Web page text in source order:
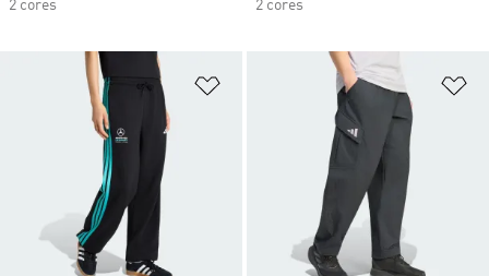
2 cores
2 cores
Adicionar à Lista de Desejos